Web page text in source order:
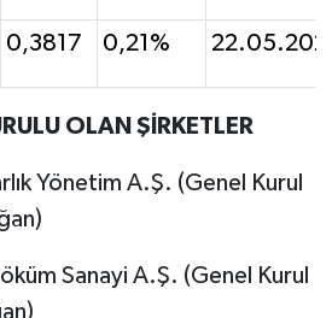
0,3817 0,21%
OLAN ŞİRKETLER
Yönetim A.Ş. (Genel Kurul
Sanayi A.Ş. (Genel Kurul